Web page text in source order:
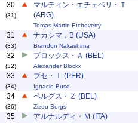
30
(31)
マルティン・エチェベリ・Ｔ
(ARG)
Tomas Martin Etcheverry
31
(33)
ナカシマ，B (USA)
Brandon Nakashima
32
(32)
ブロックス・Ａ (BEL)
Alexander Blockx
33
(34)
ブセ・Ｉ (PER)
Ignacio Buse
34
(36)
ベルグス・Ｚ (BEL)
Zizou Bergs
35 アルナルディ・Ｍ (ITA)